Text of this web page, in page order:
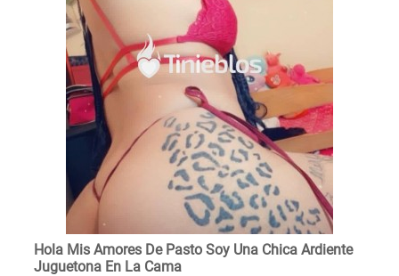
Hola Mis Amores De Pasto Soy Una Chica Ardiente
Juguetona En La Cama